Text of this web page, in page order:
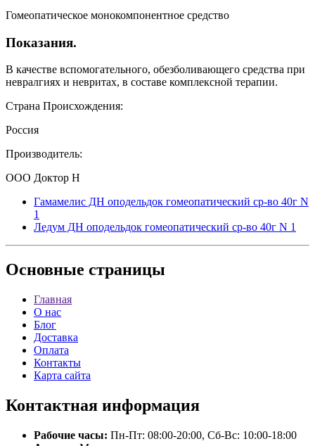
Гомеопатическое монокомпонентное средство
Показания.
В качестве вспомогательного, обезболивающего средства при
невралгиях и невритах, в составе комплексной терапии.
Страна Происхождения:
Россия
Производитель:
ООО Доктор Н
Гамамелис ДН оподельдок гомеопатический ср-во 40г N
1
Ледум ДН оподельдок гомеопатический ср-во 40г N 1
Основные страницы
Главная
О нас
Блог
Доставка
Оплата
Контакты
Карта сайта
Контактная информация
Рабочие часы: Пн-Пт: 08:00-20:00, Сб-Вс: 10:00-18:00